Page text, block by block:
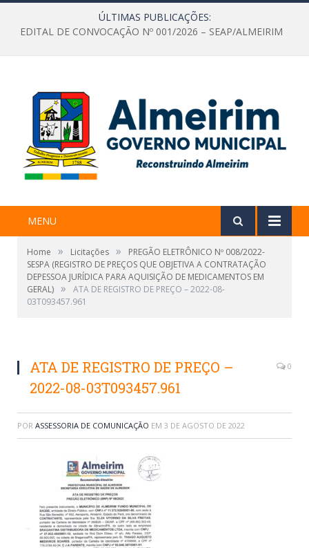
ÚLTIMAS PUBLICAÇÕES:
EDITAL DE CONVOCAÇÃO Nº 001/2026 – SEAP/ALMEIRIM
MENU
Home » Licitações »
PREGÃO ELETRÔNICO Nº 008/2022-
SESPA (REGISTRO DE PREÇOS QUE OBJETIVA A CONTRATAÇÃO
DEPESSOA JURÍDICA PARA AQUISIÇÃO DE MEDICAMENTOS EM
GERAL) »
ATA DE REGISTRO DE PREÇO – 2022-08-
03T093457.961
ATA DE REGISTRO DE PREÇO –
2022-08-03T093457.961
0
POR ASSESSORIA DE COMUNICAÇÃO EM 3 DE AGOSTO DE 2022